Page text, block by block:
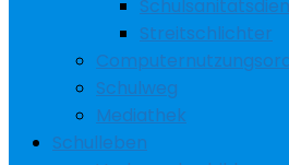
Streitschlichter
Schulweg
Mediathek
Schulleben